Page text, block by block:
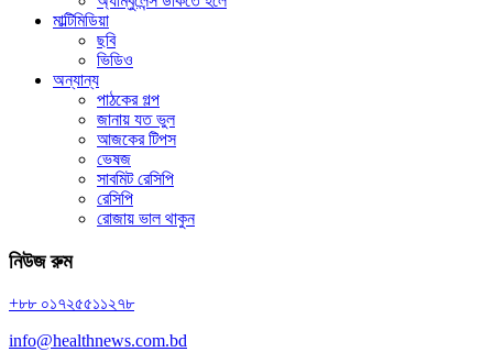
মাল্টিমিডিয়া
ছবি
ভিডিও
অন্যান্য
পাঠকের গল্প
জানায় যত ভুল
আজকের টিপস
ভেষজ
সাবমিট রেসিপি
রেসিপি
রোজায় ভাল থাকুন
নিউজ রুম
+৮৮ ০১৭২৫৫১১২৭৮
info@healthnews.com.bd